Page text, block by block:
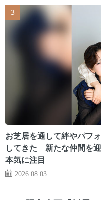
お芝居を通して絆やパフ
してきた 新たな仲間を
本気に注目
2026.08.03